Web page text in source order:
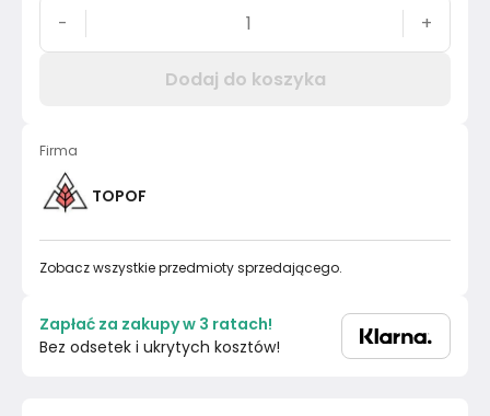
- +
Dodaj do koszyka
Firma
TOPOF
Zobacz wszystkie przedmioty sprzedającego.
Zapłać za zakupy w 3 ratach!
Bez odsetek i ukrytych kosztów!